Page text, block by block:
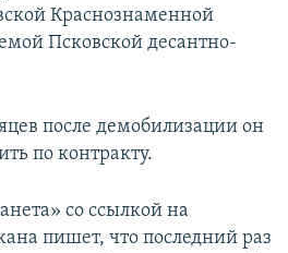
Краснознаменной
Псковской десантно-
после демобилизации он
по контракту.
со ссылкой на
пишет, что последний раз